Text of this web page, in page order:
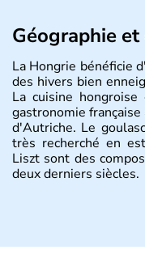
Géographie
La Hongrie bénéficie
des hivers bien
La cuisine
gastronomie
d'Autriche. Le
très recherché en
Liszt sont des
deux derniers siècles.
Histoire et
depuis 2004, la